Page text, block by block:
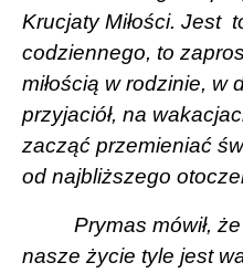
Krucjaty Miłości. Jest
codziennego, to
miłością w rodzinie, w
przyjaciół, na
zacząć przemieniać
od najbliższego
Prymas mówił,
nasze życie tyle jest